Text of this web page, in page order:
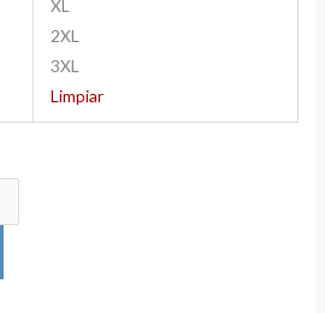
XL
2XL
3XL
Limpiar